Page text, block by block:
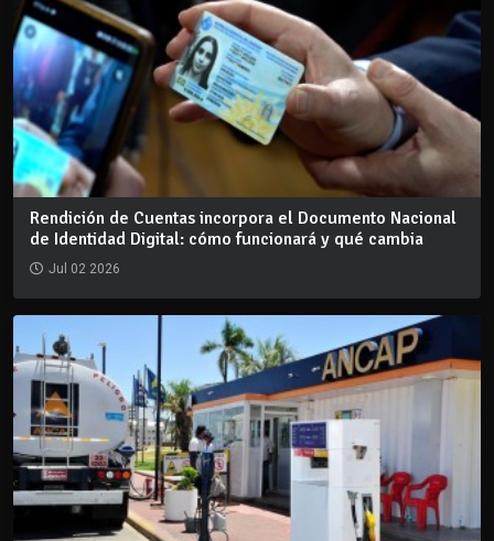
Rendición de Cuentas incorpora el Documento Nacional
de Identidad Digital: cómo funcionará y qué cambia
Jul 02 2026